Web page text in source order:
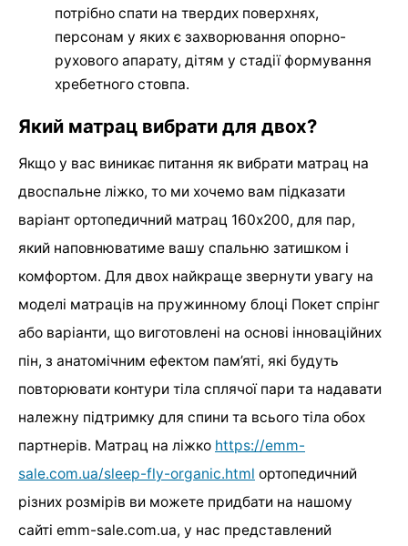
потрібно спати на твердих поверхнях,
персонам у яких є захворювання опорно-
рухового апарату, дітям у стадії формування
хребетного стовпа.
Який матрац вибрати для двох?
Якщо у вас виникає питання як вибрати матрац на
двоспальне ліжко, то ми хочемо вам підказати
варіант ортопедичний матрац 160х200, для пар,
який наповнюватиме вашу спальню затишком і
комфортом. Для двох найкраще звернути увагу на
моделі матраців на пружинному блоці Покет спрінг
або варіанти, що виготовлені на основі інноваційних
пін, з анатомічним ефектом пам’яті, які будуть
повторювати контури тіла сплячої пари та надавати
належну підтримку для спини та всього тіла обох
партнерів. Матрац на ліжко https://emm-
sale.com.ua/sleep-fly-organic.html ортопедичний
різних розмірів ви можете придбати на нашому
сайті emm-sale.com.ua, у нас представлений